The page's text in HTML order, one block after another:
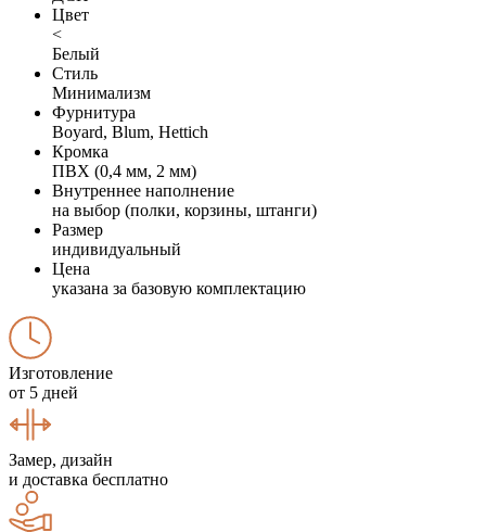
Цвет
<
Белый
Стиль
Минимализм
Фурнитура
Boyard, Blum, Hettich
Кромка
ПВХ (0,4 мм, 2 мм)
Внутреннее наполнение
на выбор (полки, корзины, штанги)
Размер
индивидуальный
Цена
указана за базовую комплектацию
Изготовление
от 5 дней
Замер, дизайн
и доставка бесплатно